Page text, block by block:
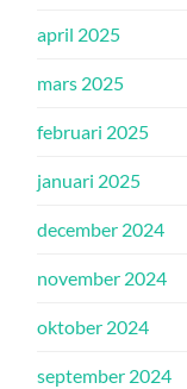
april 2025
mars 2025
februari 2025
januari 2025
december 2024
november 2024
oktober 2024
september 2024